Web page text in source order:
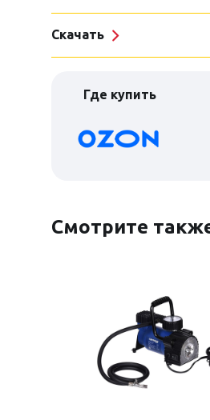
Скачать
Где купить
Смотрите